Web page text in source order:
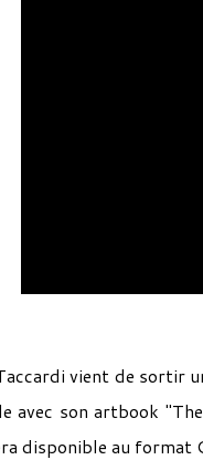
vient de sortir
avec son artbook
disponible au format